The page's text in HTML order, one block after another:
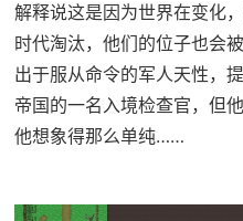
解释说这是因为世界在变化
时代淘汰，他们的位子也会
出于服从命令的军人天性，
帝国的一名入境检查官，但
他想象得那么单纯……